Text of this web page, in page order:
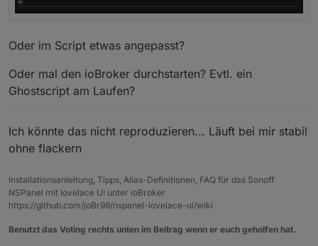
Oder im Script etwas angepasst?
Oder mal den ioBroker durchstarten? Evtl. ein
Ghostscript am Laufen?
Ich könnte das nicht reproduzieren... Läuft bei mir stabil
ohne flackern
Installationsanleitung, Tipps, Alias-Definitionen, FAQ für das Sonoff
NSPanel mit lovelace UI unter ioBroker
https://github.com/joBr99/nspanel-lovelace-ui/wiki
Benutzt das Voting rechts unten im Beitrag wenn er euch geholfen hat.